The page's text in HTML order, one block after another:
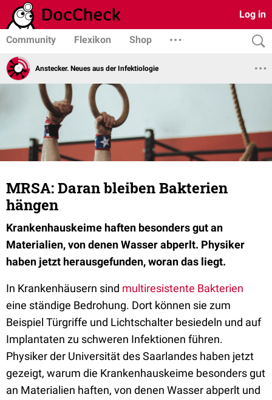
Log in
Community Flexikon Shop
Anstecker. Neues aus der Infektiologie
MRSA: Daran bleiben Bakterien
hängen
Krankenhauskeime haften besonders gut an
Materialien, von denen Wasser abperlt. Physiker
haben jetzt herausgefunden, woran das liegt.
In Krankenhäusern sind multiresistente Bakterien
eine ständige Bedrohung. Dort können sie zum
Beispiel Türgriffe und Lichtschalter besiedeln und auf
Implantaten zu schweren Infektionen führen.
Physiker der Universität des Saarlandes haben jetzt
gezeigt, warum die Krankenhauskeime besonders gut
an Materialien haften, von denen Wasser abperlt und